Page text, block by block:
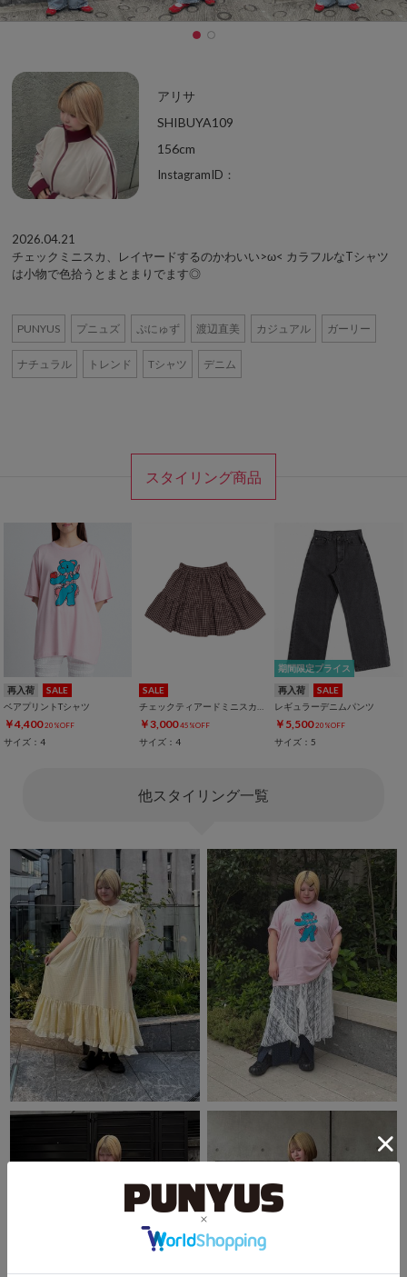
アリサ
SHIBUYA109
156cm
InstagramID：
2026.04.21
チェックミニスカ、レイヤードするのかわいい>ω< カラフルなTシャツ
は小物で色拾うとまとまりでます◎
PUNYUS プニュズ ぷにゅず 渡辺直美 カジュアル ガーリー
ナチュラル トレンド Tシャツ デニム
スタイリング商品
再入荷
SALE
ベアプリントTシャツ
￥4,400 20%OFF
サイズ：4
SALE
￥3,000 45%OFF
サイズ：4
期間限定プライス
再入荷
SALE
レギュラーデニムパンツ
￥5,500 20%OFF
サイズ：5
他スタイリング一覧